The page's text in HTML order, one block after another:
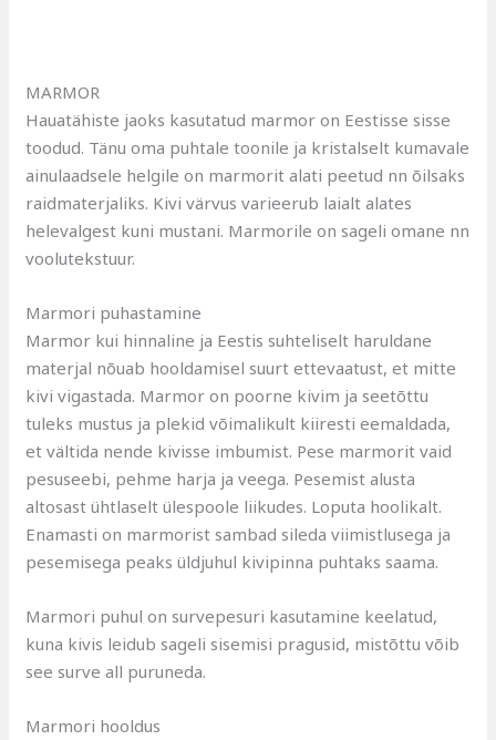
MARMOR
Hauatähiste jaoks kasutatud marmor on Eestisse sisse
toodud. Tänu oma puhtale toonile ja kristalselt kumavale
ainulaadsele helgile on marmorit alati peetud nn õilsaks
raidmaterjaliks. Kivi värvus varieerub laialt alates
helevalgest kuni mustani. Marmorile on sageli omane nn
voolutekstuur.
Marmori puhastamine
Marmor kui hinnaline ja Eestis suhteliselt haruldane
materjal nõuab hooldamisel suurt ettevaatust, et mitte
kivi vigastada. Marmor on poorne kivim ja seetõttu
tuleks mustus ja plekid võimalikult kiiresti eemaldada,
et vältida nende kivisse imbumist. Pese marmorit vaid
pesuseebi, pehme harja ja veega. Pesemist alusta
altosast ühtlaselt ülespoole liikudes. Loputa hoolikalt.
Enamasti on marmorist sambad sileda viimistlusega ja
pesemisega peaks üldjuhul kivipinna puhtaks saama.
Marmori puhul on survepesuri kasutamine keelatud,
kuna kivis leidub sageli sisemisi pragusid, mistõttu võib
see surve all puruneda.
Marmori hooldus